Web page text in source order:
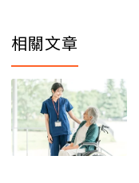
相關文章